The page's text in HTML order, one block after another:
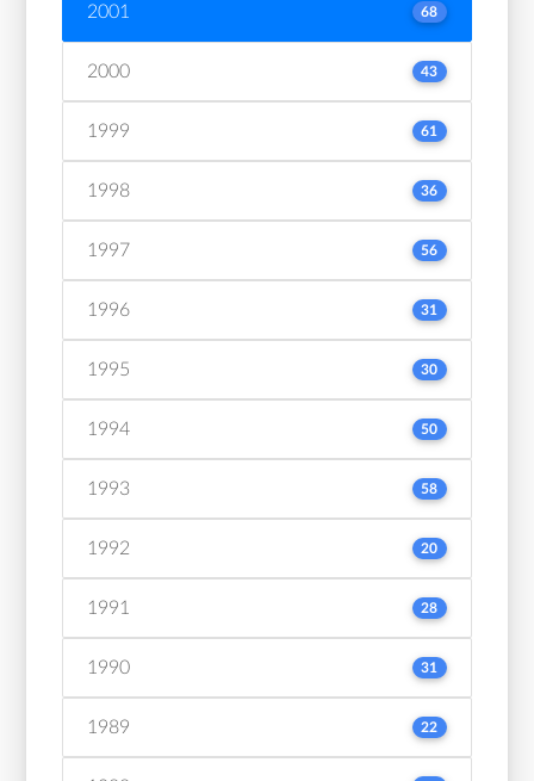
2001 68
2000 43
1999 61
1998 36
1997 56
1996 31
1995 30
1994 50
1993 58
1992 20
1991 28
1990 31
1989 22